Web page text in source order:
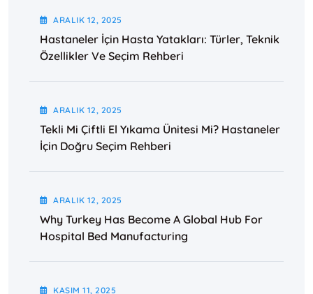
ARALIK 12, 2025
Hastaneler İçin Hasta Yatakları: Türler, Teknik
Özellikler Ve Seçim Rehberi
ARALIK 12, 2025
Tekli Mi Çiftli El Yıkama Ünitesi Mi? Hastaneler
İçin Doğru Seçim Rehberi
ARALIK 12, 2025
Why Turkey Has Become A Global Hub For
Hospital Bed Manufacturing
KASIM11, 2025